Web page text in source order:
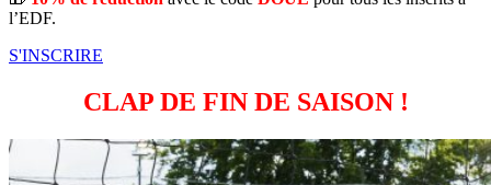
l’EDF.
S'INSCRIRE
CLAP DE FIN DE SAISON !